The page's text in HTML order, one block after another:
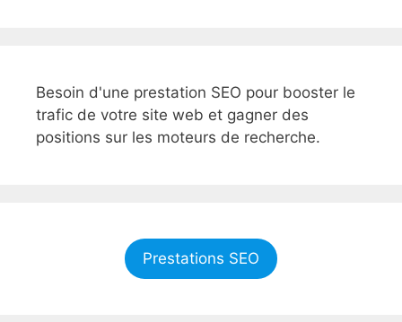
Besoin d'une prestation SEO pour booster le
trafic de votre site web et gagner des
positions sur les moteurs de recherche.
Prestations SEO